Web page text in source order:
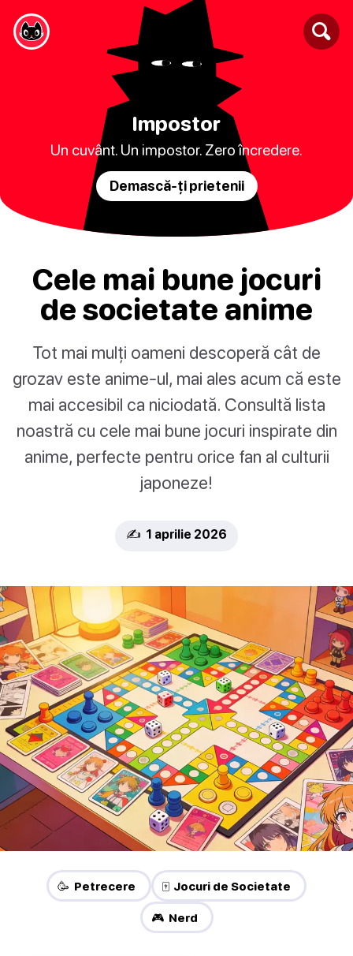
Impostor
Un cuvânt. Un impostor. Zero încredere.
Demască-ți prietenii
Cele mai bune jocuri
de societate anime
Tot mai mulți oameni descoperă cât de
grozav este anime-ul, mai ales acum că este
mai accesibil ca niciodată. Consultă lista
noastră cu cele mai bune jocuri inspirate din
anime, perfecte pentru orice fan al culturii
japoneze!
✍️ 1 aprilie 2026
🥳 Petrecere 🀄 Jocuri de Societate
🎮 Nerd